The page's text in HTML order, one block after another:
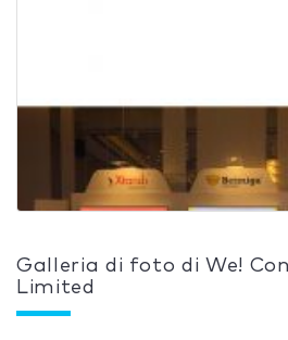
Galleria di foto di We!
Limited